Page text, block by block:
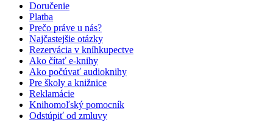
Doručenie
Platba
Prečo práve u nás?
Najčastejšie otázky
Rezervácia v kníhkupectve
Ako čítať e-knihy
Ako počúvať audioknihy
Pre školy a knižnice
Reklamácie
Knihomoľský pomocník
Odstúpiť od zmluvy